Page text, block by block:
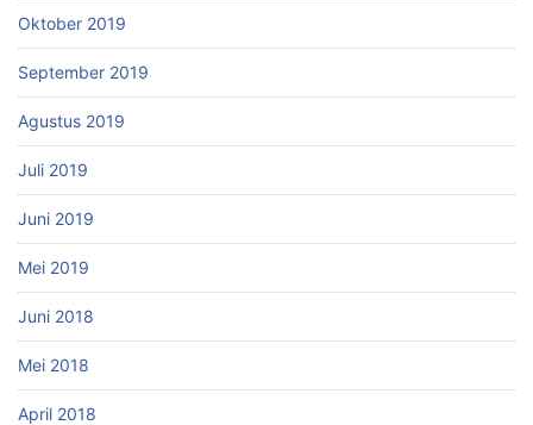
Oktober 2019
September 2019
Agustus 2019
Juli 2019
Juni 2019
Mei 2019
Juni 2018
Mei 2018
April 2018